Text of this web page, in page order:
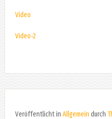
Video
Video-2
Veröffentlicht in Allgemein durch